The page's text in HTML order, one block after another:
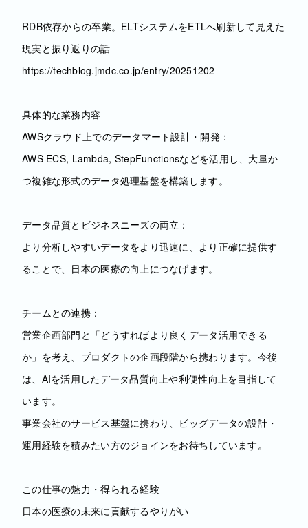
RDB依存からの卒業。ELTシステムをETLへ刷新して見えた
現実と振り返りの話
https://techblog.jmdc.co.jp/entry/20251202
具体的な業務内容
AWSクラウド上でのデータマート設計・開発：
AWS ECS, Lambda, StepFunctionsなどを活用し、大量か
つ複雑な形式のデータ処理基盤を構築します。
データ品質とビジネスニーズの両立：
より分析しやすいデータをより迅速に、より正確に提供す
ることで、日本の医療の向上につなげます。
チームとの連携：
営業企画部門と「どうすればより良くデータ活用できる
か」を考え、プロダクトの企画段階から携わります。今後
は、AIを活用したデータ品質向上や利便性向上を目指して
います。
事業会社のサービス基盤に携わり、ビッグデータの設計・
運用経験を積みたい方のジョインをお待ちしています。
この仕事の魅力・得られる経験
日本の医療の未来に貢献するやりがい